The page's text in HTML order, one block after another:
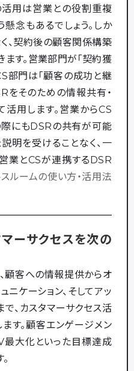
活用は営業との役割重複
念もあるでしょう。しか
、契約後の顧客関係構築
す。営業部門が「契約獲
部門は「顧客の成功と継
をそのための情報共有・
活用します。営業からCS
にもDSRの共有が可能
明を受けることなく、一
業とCSが連携するDSR
ルームの使い方・活用法
ーサクセスを次の
顧客への情報提供からオ
ニケーション、そしてアッ
、カスタマーサクセス活
す。顧客エンゲージメン
最大化といった目標達成